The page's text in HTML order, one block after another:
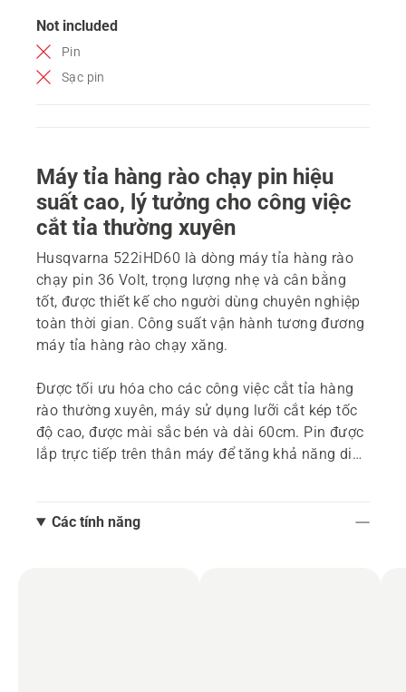
Not included
Pin
Sạc pin
Máy tỉa hàng rào chạy pin hiệu
suất cao, lý tưởng cho công việc
cắt tỉa thường xuyên
Husqvarna 522iHD60 là dòng máy tỉa hàng rào
chạy pin 36 Volt, trọng lượng nhẹ và cân bằng
tốt, được thiết kế cho người dùng chuyên nghiệp
toàn thời gian. Công suất vận hành tương đương
máy tỉa hàng rào chạy xăng.
Được tối ưu hóa cho các công việc cắt tỉa hàng
rào thường xuyên, máy sử dụng lưỡi cắt kép tốc
độ cao, được mài sắc bén và dài 60cm. Pin được
lắp trực tiếp trên thân máy để tăng khả năng di
bao gồm pin và bộ sạc.)
Các tính năng